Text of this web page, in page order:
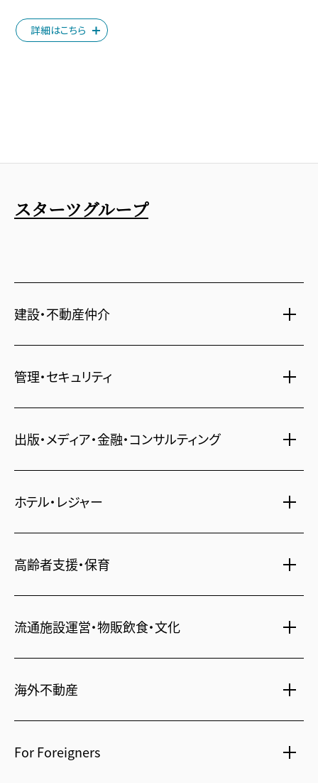
詳細はこちら
スターツグループ
建設・不動産仲介
新築分譲マンション・新築戸建
注文住宅・リフォーム
賃貸・売買物件情報
不動産仲介
一括寮仲介
不動産投資
府中・東岡崎
管理・セキュリティ
社宅代行
時間貸し駐車場
ビル管理
鍵・カードキー
24時間コールセンター
出版・メディア・金融・コンサルティング
書籍・コミック
広告代理店
住宅ローン
保険・資産運用
不動産信託
人材派遣・紹介
ホテル・レジャー
シティ・リゾートホテル
ビジネスホテル
横浜関内・流山おおたかの森
府中・葛西・西葛西
日光温泉・川治温泉
高齢者支援・保育
シニア総合窓口
流通施設運営・物販飲食・文化
和風レストラン
相田みつを美術館
海外不動産
上海
For Foreigners